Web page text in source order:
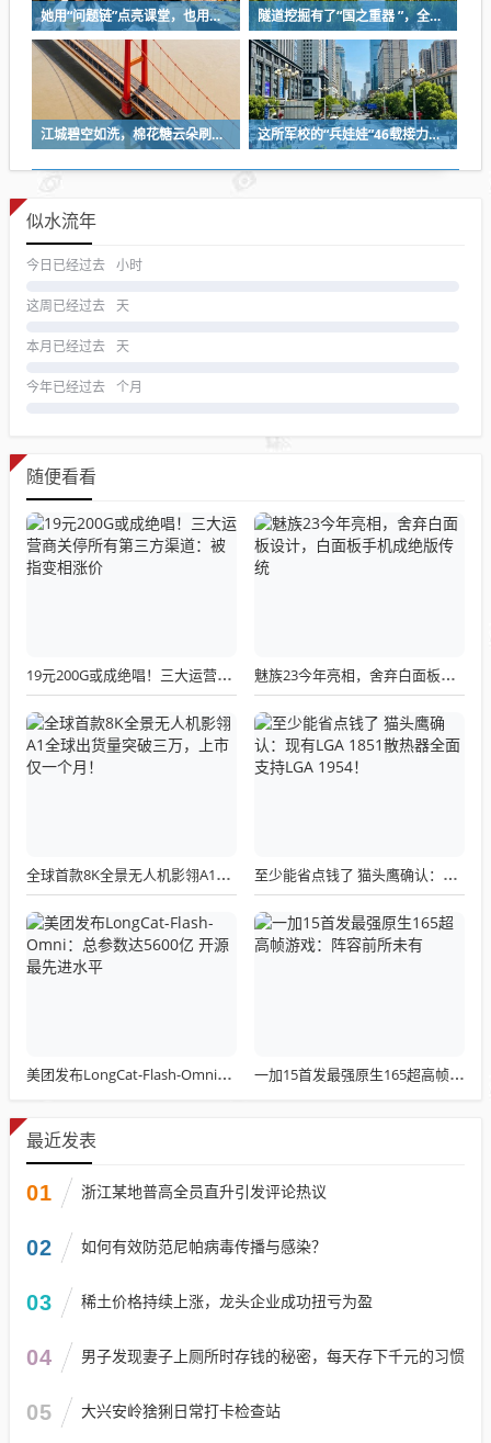
她用“问题链”点亮课堂，也用一份耐心等来孩子成长 隧道挖掘有了“国之重器 ”，全球首台掘爆机在武汉下线
江城碧空如洗，棉花糖云朵刷屏蓝天 这所军校的“兵娃娃”46载接力，守护盲人宿舍
似水流年
今日已经过去 小时
这周已经过去 天
本月已经过去 天
今年已经过去 个月
随便看看
19元200G或成绝唱！三大运营商关停所有第三方渠道：被指变相涨价 魅族23今年亮相，舍弃白面板设计，白面板手机成绝版传统
全球首款8K全景无人机影翎A1全球出货量突破三万，上市仅一个月！ 至少能省点钱了 猫头鹰确认：现有LGA 1851散热器全面支持LGA 1954！
美团发布LongCat-Flash-Omni：总参数达5600亿 开源最先进水平 一加15首发最强原生165超高帧游戏：阵容前所未有
最近发表
01 浙江某地普高全员直升引发评论热议
02 如何有效防范尼帕病毒传播与感染？
03 稀土价格持续上涨，龙头企业成功扭亏为盈
04 男子发现妻子上厕所时存钱的秘密，每天存下千元的习惯
05 大兴安岭猞猁日常打卡检查站